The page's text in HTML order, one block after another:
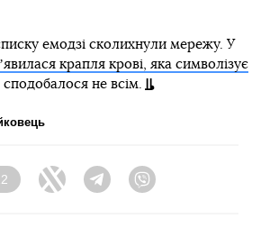
емодзі сколихнули мережу. У
крапля крові, яка символізує
не всім.
Twitter Telegram